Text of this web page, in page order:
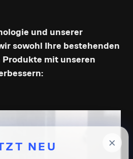
und unserer
sowohl Ihre bestehenden
Produkte mit unseren
×
NEU